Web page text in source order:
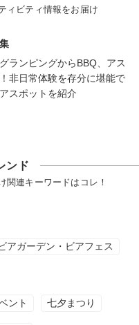
ィビティ情報をお届け
ランピングからBBQ、アス
非日常体験を存分に堪能で
スポットを紹介
ンド
関連キーワードはコレ！
アガーデン・ビアフェス
ント 七夕まつり